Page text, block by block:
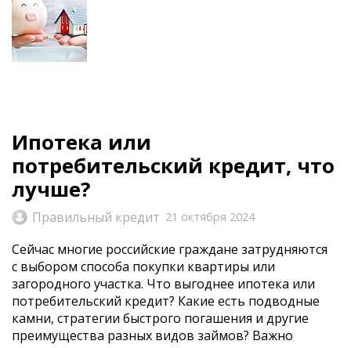
Ипотека или
потребительский кредит, что
лучше?
Правильный кредит 21 октября 2024
Сейчас многие российские граждане затрудняются
с выбором способа покупки квартиры или
загородного участка. Что выгоднее ипотека или
потребительский кредит? Какие есть подводные
камни, стратегии быстрого погашения и другие
преимущества разных видов займов? Важно